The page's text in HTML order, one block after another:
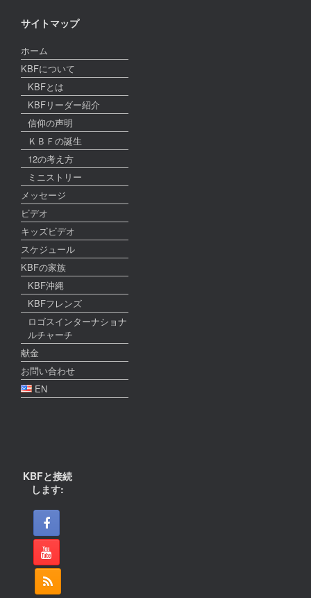
サイトマップ
ホーム
KBFについて
KBFとは
KBFリーダー紹介
信仰の声明
ＫＢＦの誕生
12の考え方
ミニストリー
メッセージ
ビデオ
キッズビデオ
スケジュール
KBFの家族
KBF沖縄
KBFフレンズ
ロゴスインターナショナ
ルチャーチ
献金
お問い合わせ
EN
KBFと接続
します: